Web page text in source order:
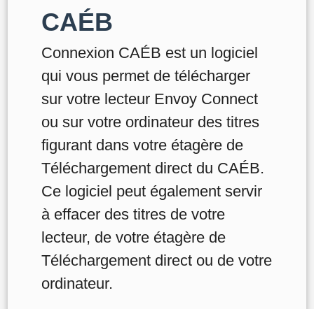
CAÉB
Connexion CAÉB est un logiciel
qui vous permet de télécharger
sur votre lecteur Envoy Connect
ou sur votre ordinateur des titres
figurant dans votre étagère de
Téléchargement direct du CAÉB.
Ce logiciel peut également servir
à effacer des titres de votre
lecteur, de votre étagère de
Téléchargement direct ou de votre
ordinateur.